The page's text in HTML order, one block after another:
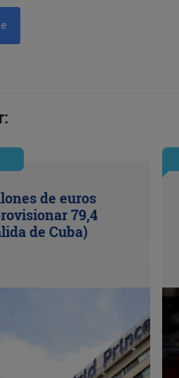
de euros
79,4
de Cuba)